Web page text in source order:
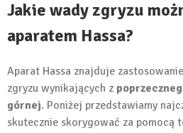
Jakie wady zgryzu
aparatem Hassa?
Aparat Hassa znajduje
zgryzu wynikających z
górnej. Poniżej przedstawiamy
skutecznie skorygować za pomocą